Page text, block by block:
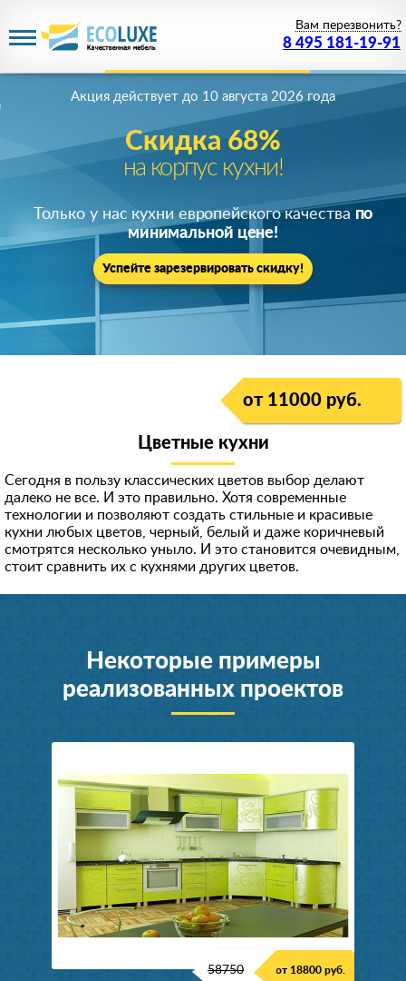
8 495 181-19-91
Вам перезвонить?
Скидка 68%
на корпус кухни!
Акция действует до 10 августа 2026 года
Только у нас кухни европейского качества по
минимальной цене!
Успейте зарезервировать скидку!
от 11000 руб.
Цветные кухни
Сегодня в пользу классических цветов выбор делают
далеко не все. И это правильно. Хотя современные
технологии и позволяют создать стильные и красивые
кухни любых цветов, черный, белый и даже коричневый
смотрятся несколько уныло. И это становится очевидным,
стоит сравнить их с кухнями других цветов.
Некоторые примеры
реализованных проектов
58750 от 18800 руб.